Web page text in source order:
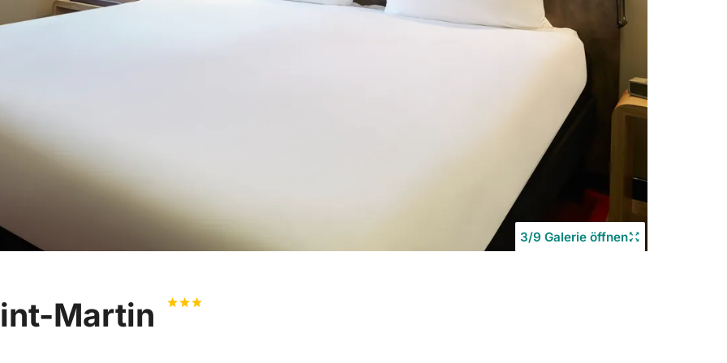
3/9 Galerie öffnen
Martin